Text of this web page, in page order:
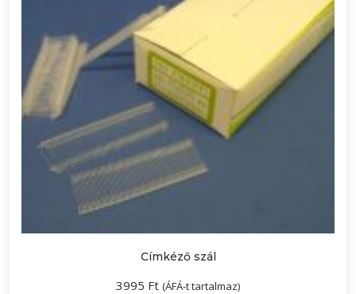
Címkéző szál
3995 Ft (ÁFÁ-t tartalmaz)